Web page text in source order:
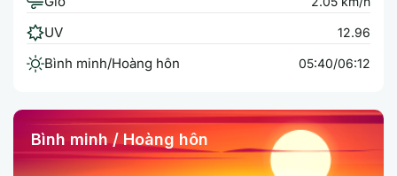
UV 12.96
Bình minh/Hoàng hôn 05:40/06:12
Bình minh / Hoàng hôn